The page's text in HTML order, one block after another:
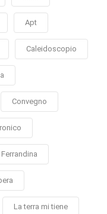
Apt
Caleidoscopio
Convegno
Ferrandina
La terra mi tiene